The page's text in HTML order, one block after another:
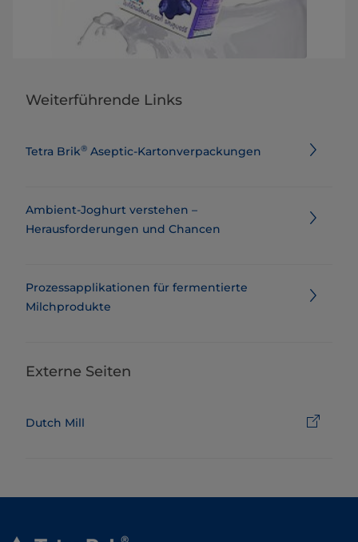
Weiterführende Links
Tetra Brik® Aseptic-Kartonverpackungen
Ambient-Joghurt verstehen –
Herausforderungen und Chancen
Prozessapplikationen für fermentierte
Milchprodukte
Externe Seiten
Dutch Mill